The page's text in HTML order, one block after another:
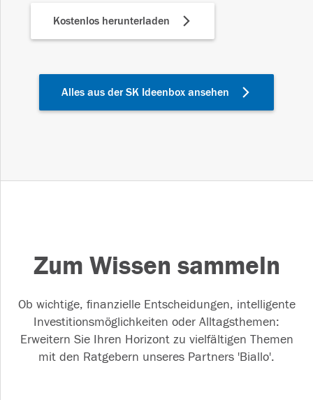
Kostenlos herunterladen
Alles aus der SK Ideenbox ansehen
Zum Wissen sammeln
Ob wichtige, finanzielle Entscheidungen, intelligente
Investitionsmöglichkeiten oder Alltagsthemen:
Erweitern Sie Ihren Horizont zu vielfältigen Themen
mit den Ratgebern unseres Partners 'Biallo'.